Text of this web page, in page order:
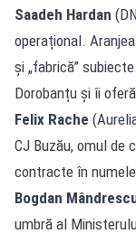
Saadeh Hardan
operațional.
și „fabrică”
Dorobanțu și îi
Felix Rache
CJ Buzău, omul de
contracte în
Bogdan
umbră al